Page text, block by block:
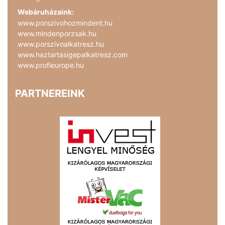
Webáruházaink:
www.porszivohozmindent.hu
www.mindenporzsak.hu
www.porszivoalkatresz.hu
www.haztartasigepalkatresz.com
www.profieurope.hu
PARTNEREINK